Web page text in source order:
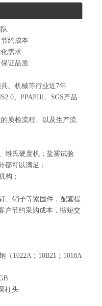
约成本
需求
证品质
、机械等行业近7年
、PPAPIII、SGS产品
质检流程、以及生产流
维氏硬度机；盐雾试验
都可以满足；
构；
、销子等紧固件，配套提
户节约采购成本，缩短交
（1022A；10B21；1018A
柱头